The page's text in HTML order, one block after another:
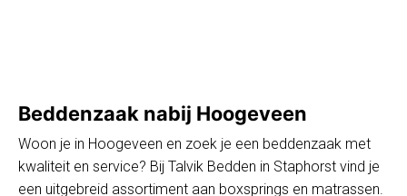
Beddenzaak nabij Hoogeveen
Woon je in Hoogeveen en zoek je een beddenzaak met
kwaliteit en service? Bij Talvik Bedden in Staphorst vind je
een uitgebreid assortiment aan boxsprings en matrassen.